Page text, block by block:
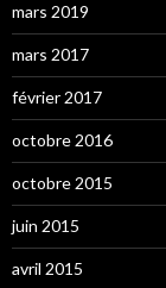
mars 2019
mars 2017
février 2017
octobre 2016
octobre 2015
juin 2015
avril 2015